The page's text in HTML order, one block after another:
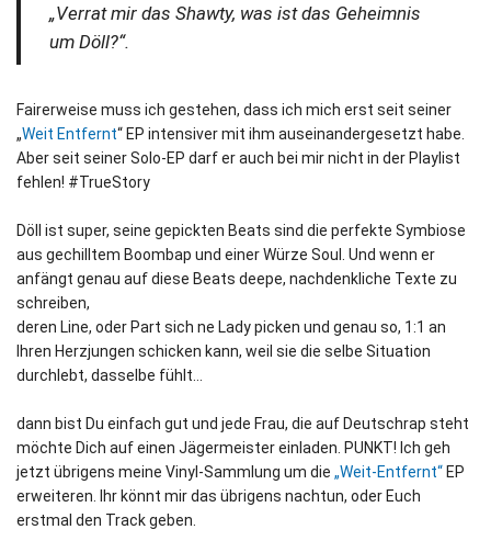
„Verrat mir das Shawty, was ist das Geheimnis
um Döll?“.
Fairerweise muss ich gestehen, dass ich mich erst seit seiner
„Weit Entfernt“ EP intensiver mit ihm auseinandergesetzt habe.
Aber seit seiner Solo-EP darf er auch bei mir nicht in der Playlist
fehlen! #TrueStory
Döll ist super, seine gepickten Beats sind die perfekte Symbiose
aus gechilltem Boombap und einer Würze Soul. Und wenn er
anfängt genau auf diese Beats deepe, nachdenkliche Texte zu
schreiben,
deren Line, oder Part sich ne Lady picken und genau so, 1:1 an
Ihren Herzjungen schicken kann, weil sie die selbe Situation
durchlebt, dasselbe fühlt…
dann bist Du einfach gut und jede Frau, die auf Deutschrap steht
möchte Dich auf einen Jägermeister einladen. PUNKT! Ich geh
jetzt übrigens meine Vinyl-Sammlung um die „Weit-Entfernt“ EP
erweiteren. Ihr könnt mir das übrigens nachtun, oder Euch
erstmal den Track geben.